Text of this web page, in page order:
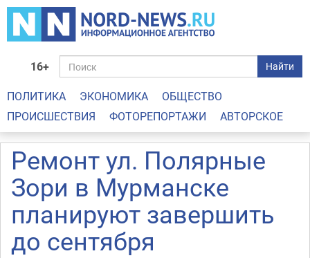
16+ Найти
ПОЛИТИКА ЭКОНОМИКА
ОБЩЕСТВО
ПРОИСШЕСТВИЯ
ФОТОРЕПОРТАЖИ АВТОРСКОЕ
Ремонт ул. Полярные
Зори в Мурманске
планируют завершить
до сентября